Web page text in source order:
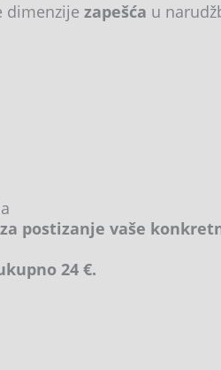
dimenzije zapešća u
postizanje vaše
24 €.